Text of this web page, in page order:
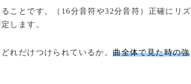
ことです。（16分音符や32分音符）正確にリズ
します。
れだけつけられているか。曲全体で見た時の強